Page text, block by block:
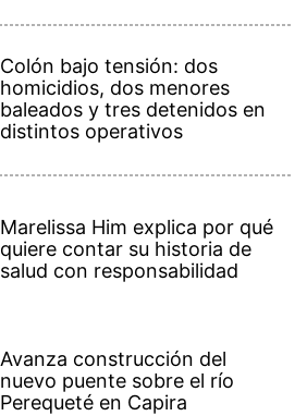
Colón bajo tensión: dos
homicidios, dos menores
baleados y tres detenidos en
distintos operativos
Marelissa Him explica por qué
quiere contar su historia de
salud con responsabilidad
Avanza construcción del
nuevo puente sobre el río
Perequeté en Capira